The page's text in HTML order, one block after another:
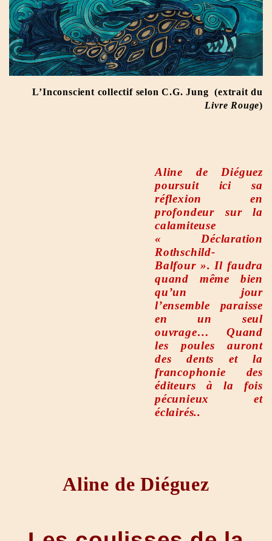
L’Inconscient collectif selon C.G. Jung (extrait du
Livre Rouge)
Aline de Diéguez
poursuit ici sa
réflexion en
profondeur sur la
calamiteuse
« Déclaration
Rothschild-
Balfour ». Il faudra
quand même bien
qu’un jour
l’ensemble paraisse
en un seul
ouvrage… Quand
les poules auront
des dents et la
francophonie des
éditeurs à la fois
pécunieux et
éclairés..
Aline de Diéguez